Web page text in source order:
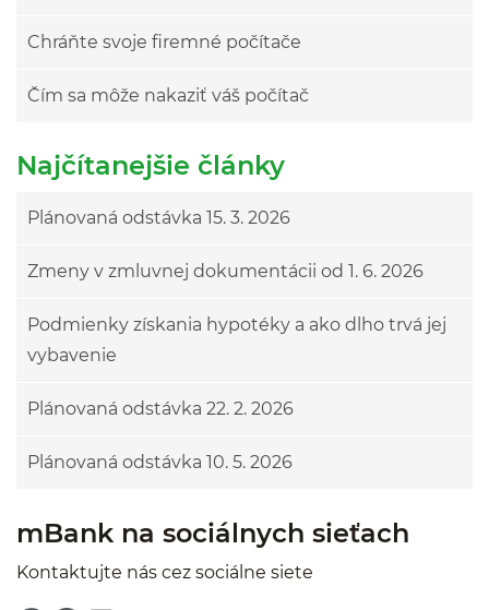
Chráňte svoje firemné počítače
Čím sa môže nakaziť váš počítač
Najčítanejšie články
Plánovaná odstávka 15. 3. 2026
Zmeny v zmluvnej dokumentácii od 1. 6. 2026
Podmienky získania hypotéky a ako dlho trvá jej
vybavenie
Plánovaná odstávka 22. 2. 2026
Plánovaná odstávka 10. 5. 2026
mBank na sociálnych sieťach
Kontaktujte nás cez sociálne siete